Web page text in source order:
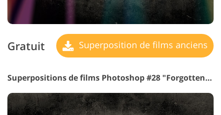
Gratuit Superposition de films anciens
Superpositions de films Photoshop #28 "Forgotten Dance"